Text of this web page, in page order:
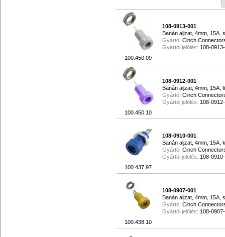
100.450.09
108-0913-001
Banán aljzat, 4mm, 15A,
Gyártó: Cinch
Gyártói jelölés: 108-
100.450.10
108-0912-001
Banán aljzat, 4mm, 15A,
Gyártó: Cinch
Gyártói jelölés: 108-
100.437.97
108-0910-001
Banán aljzat, 4mm, 15A,
Gyártó: Cinch
Gyártói jelölés: 108-
100.438.10
108-0907-001
Banán aljzat, 4mm, 15A,
Gyártó: Cinch
Gyártói jelölés: 108-